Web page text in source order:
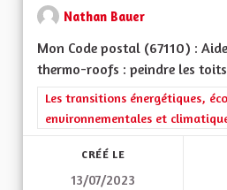
Nathan Bauer
Mon Code postal (67110) :
thermo-roofs : peindre les
Filtrer les résultats de la
Les transitions énergétiques,
environnementales et
CRÉÉ LE
13/07/2023